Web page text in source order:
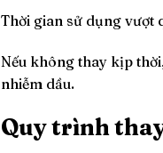
Thời gian sử dụng vượt
Nếu không thay kịp
nhiễm dầu.
Quy trình